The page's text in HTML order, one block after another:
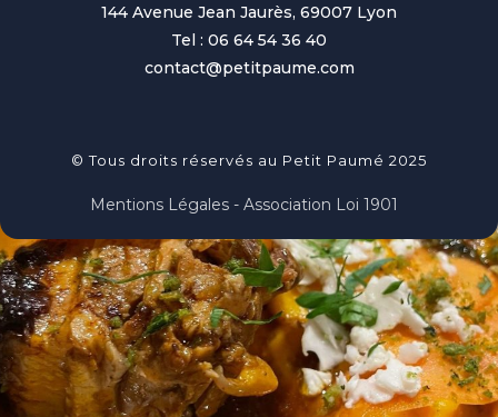
144 Avenue Jean Jaurès, 69007 Lyon
Tel : 06 64 54 36 40
contact@petitpaume.com
© Tous droits réservés au Petit Paumé 2025
Mentions Légales - Association Loi 1901